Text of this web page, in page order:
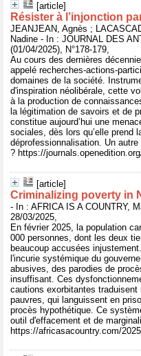
[article]
Résister à l’injonction
JEANJEAN, Agnès ;
Nadine - In : JOURNAL DES
(01/04/2025), N°178-179,
Au cours des dernières
appelé recherches-actions-
domaines de la société.
d'inspiration néolibérale, cette
à la production de
la légitimation de savoirs et de
constitue aujourd’hui une
sociales, dès lors qu’elle prend
déprofessionnalisation. Un
? https://
[article]
Criminalizing poverty in
- In : AFRICA IS A COUNTRY,
28/03/2025,
En février 2025, la population
000 personnes, dont les deux
beaucoup accusées
l'incurie systémique du
abusives, des parodies de
insuffisant. Ces
cautions exorbitantes
pauvres, qui languissent en
procès hypothétique. Ce
outil d'effacement et de
https://africasacountry.com/